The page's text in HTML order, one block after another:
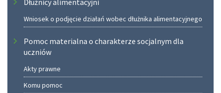
Dłużnicy alimentacyjni
Wniosek o podjęcie działań wobec dłużnika alimentacyjnego
Pomoc materialna o charakterze socjalnym dla
uczniów
Akty prawne
Komu pomoc